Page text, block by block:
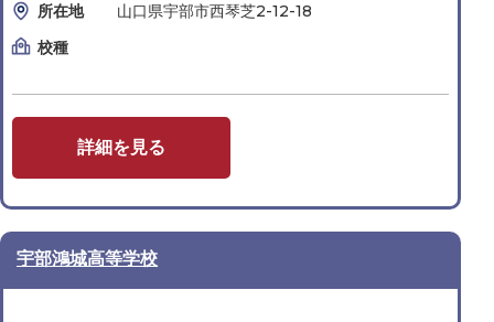
所在地
山口県宇部市西琴芝2-12-18
校種
詳細を見る
宇部鴻城高等学校